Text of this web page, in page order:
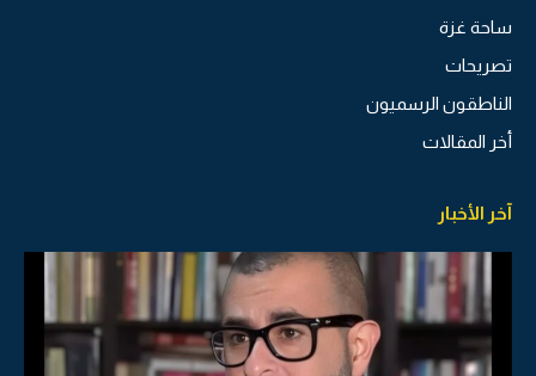
ساحة غزة
تصريحات
الناطقون الرسميون
أخر المقالات
آخر الأخبار